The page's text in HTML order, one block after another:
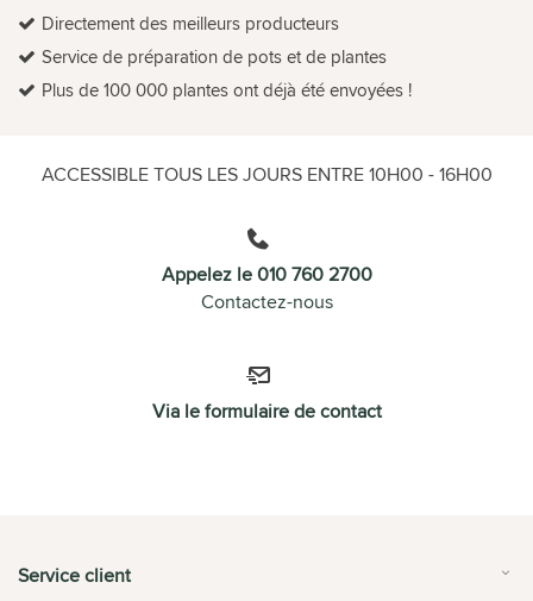
Directement des meilleurs producteurs
Service de préparation de pots et de plantes
Plus de 100 000 plantes ont déjà été envoyées !
ACCESSIBLE TOUS LES JOURS ENTRE 10H00 - 16H00
Appelez le 010 760 2700
Contactez-nous
Via le formulaire de contact
Service client